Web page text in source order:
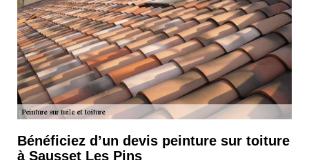
Bénéficiez d’un devis peinture sur toiture
à Sausset Les Pins